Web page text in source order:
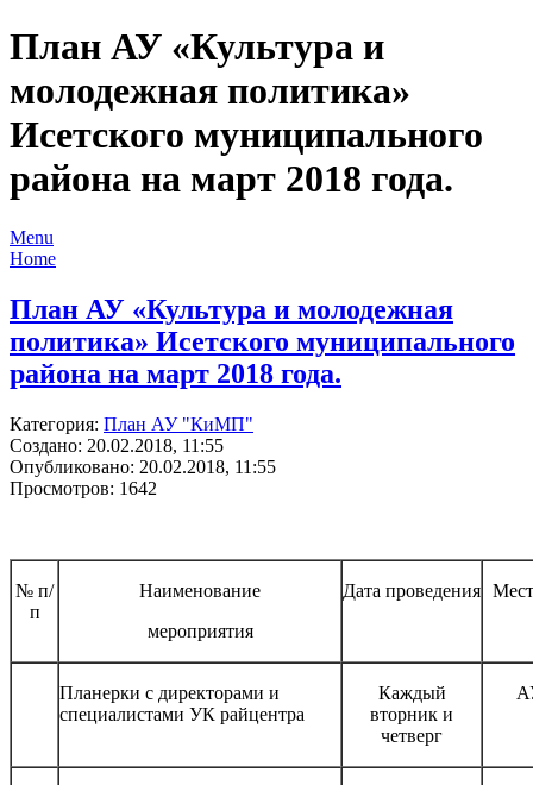
План АУ «Культура и
молодежная политика»
Исетского муниципального
района на март 2018 года.
Menu
Home
План АУ «Культура и молодежная
политика» Исетского муниципального
района на март 2018 года.
Категория: План АУ "КиМП"
Создано: 20.02.2018, 11:55
Опубликовано: 20.02.2018, 11:55
Просмотров: 1642
№ п/
п
Наименование
мероприятия
Дата проведения
Планерки с директорами и
специалистами УК райцентра
Каждый
вторник и
четверг